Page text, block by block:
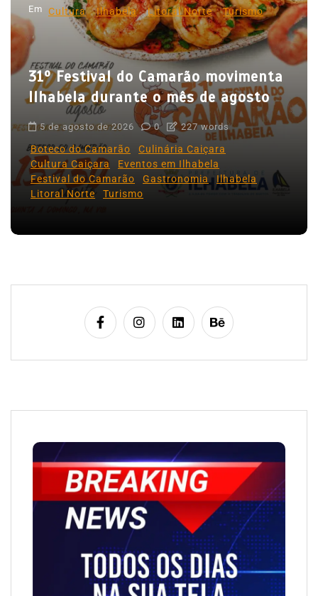
e
P
s
Em Cultura Ilhabela Litoral Norte Turismo
31º Festival do Camarão movimenta
Ilhabela durante o mês de agosto
5 de agosto de 2026 0 227 words
Boteco do Camarão
Culinária Caiçara
Cultura Caiçara
Eventos em Ilhabela
Festival do Camarão
Gastronomia
Ilhabela
Litoral Norte
Turismo